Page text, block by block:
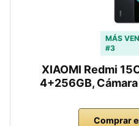
MÁS
#3
XIAOMI Redmi
4+256GB,
Comprar